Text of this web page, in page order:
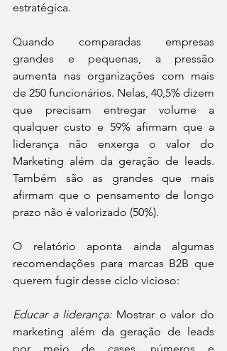
estratégica.
Quando comparadas empresas
grandes e pequenas, a pressão
aumenta nas organizações com mais
de 250 funcionários. Nelas, 40,5% dizem
que precisam entregar volume a
qualquer custo e 59% afirmam que a
liderança não enxerga o valor do
Marketing além da geração de leads.
Também são as grandes que mais
afirmam que o pensamento de longo
prazo não é valorizado (50%).
O relatório aponta ainda algumas
recomendações para marcas B2B que
querem fugir desse ciclo vicioso:
Educar a liderança: Mostrar o valor do
marketing além da geração de leads